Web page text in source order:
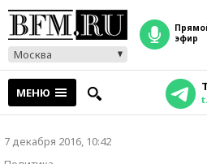
Москва
прямой
эфир
МЕНЮ
7 декабря 2016, 10:42